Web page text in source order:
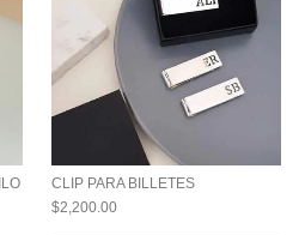
CLIP PARA BILLETES
$2,200.00